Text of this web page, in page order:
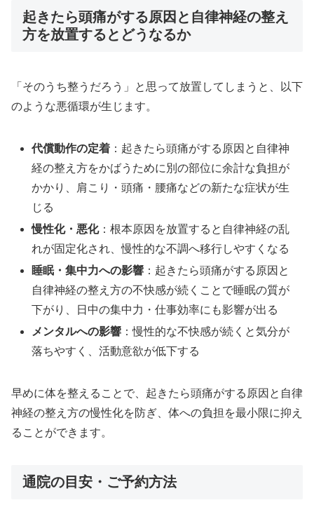
起きたら頭痛がする原因と自律神経の整え
方を放置するとどうなるか
「そのうち整うだろう」と思って放置してしまうと、以下
のような悪循環が生じます。
代償動作の定着 ：起きたら頭痛がする原因と自律神
経の整え方をかばうために別の部位に余計な負担が
かかり、肩こり・頭痛・腰痛などの新たな症状が生
じる
慢性化・悪化：根本原因を放置すると自律神経の乱
れが固定化され、慢性的な不調へ移行しやすくなる
睡眠・集中力への影響 ：起きたら頭痛がする原因と
自律神経の整え方の不快感が続くことで睡眠の質が
下がり、日中の集中力・仕事効率にも影響が出る
メンタルへの影響 ：慢性的な不快感が続くと気分が
落ちやすく、活動意欲が低下する
早めに体を整えることで、起きたら頭痛がする原因と自律
神経の整え方の慢性化を防ぎ、体への負担を最小限に抑え
ることができます。
通院の目安・ご予約方法